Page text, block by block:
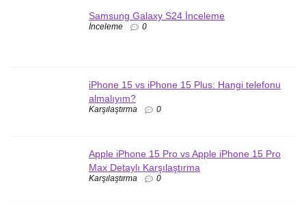
Samsung Galaxy S24 İnceleme
İnceleme 0
iPhone 15 vs iPhone 15 Plus: Hangi telefonu
almalıyım?
Karşılaştırma 0
Apple iPhone 15 Pro vs Apple iPhone 15 Pro
Max Detaylı Karşılaştırma
Karşılaştırma 0